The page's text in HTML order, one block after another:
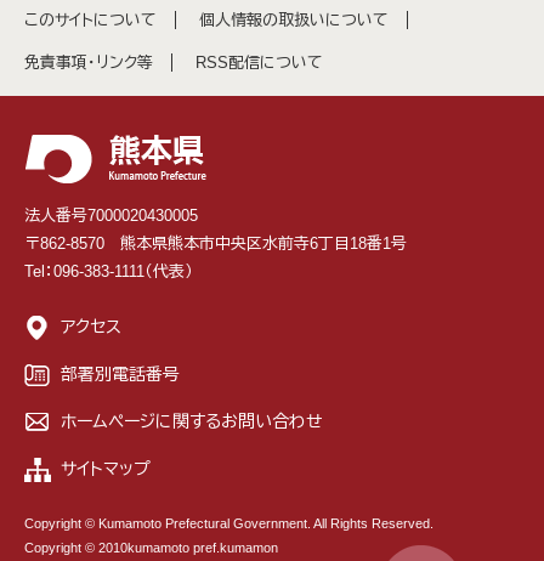
このサイトについて 個人情報の取扱いについて
免責事項・リンク等 RSS配信について
法人番号7000020430005
〒862-8570 熊本県熊本市中央区水前寺6丁目18番1号
Tel：096-383-1111（代表）
アクセス
部署別電話番号
ホームページに関するお問い合わせ
サイトマップ
Copyright © Kumamoto Prefectural Government. All Rights Reserved.
Copyright © 2010kumamoto pref.kumamon